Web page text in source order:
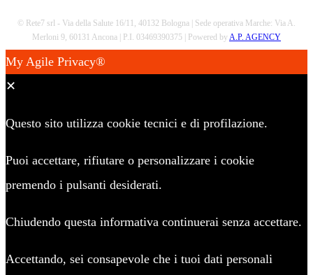
© Rete7 srl - Via della Salute 16/11, 40132 Bologna | Sede operativa Marche: Via A.
Merloni 9, 60131 Ancona | P.I. 03469390375 | Powered by A.P. AGENCY
My Agile Privacy®
✕
Questo sito utilizza cookie tecnici e di profilazione.
Puoi accettare, rifiutare o personalizzare i cookie
premendo i pulsanti desiderati.
Chiudendo questa informativa continuerai senza accettare.
Accettando, sei consapevole che i tuoi dati personali